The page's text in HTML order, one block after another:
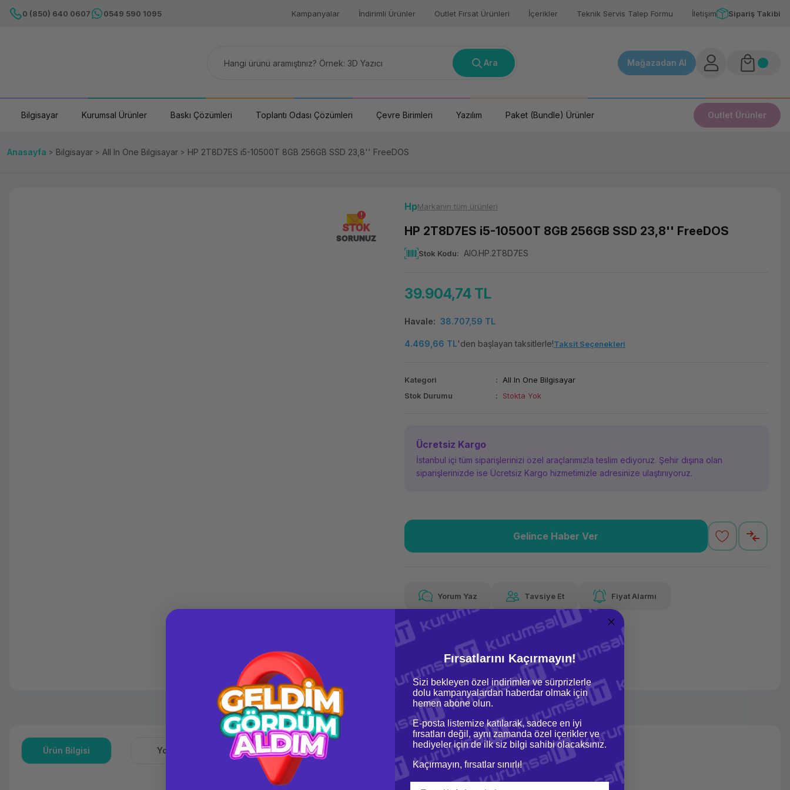
0 (850) 640 0607 0549 590 1095 Kampanyalar İndirimli Ürünler Outlet Fırsat Ürünleri İçerikler Teknik Servis Talep Formu İletişim Sipariş Takibi
Ara Mağazadan Al
Bilgisayar Kurumsal Ürünler Baskı Çözümleri Toplantı Odası Çözümleri Çevre Birimleri Yazılım Paket (Bundle) Ürünler Outlet Ürünler
Anasayfa Bilgisayar All In One Bilgisayar HP 2T8D7ES i5-10500T 8GB 256GB SSD 23,8'' FreeDOS
STOK
SORUNUZ
HpMarkanın tüm ürünleri
HP 2T8D7ES i5-10500T 8GB 256GB SSD 23,8'' FreeDOS
Stok Kodu AIO.HP.2T8D7ES
39.904,74 TL
Havale 38.707,59 TL
4.469,66 TL'den başlayan taksitlerle!Taksit Seçenekleri
Kategori
All In One Bilgisayar
Stok Durumu
Stokta Yok
Ücretsiz Kargo
İstanbul içi tüm siparişlerinizi özel araçlarımızla teslim ediyoruz. Şehir dışına olan
siparişlerinizde ise Ücretsiz Kargo hizmetimizle adresinize ulaştırııyoruz.
Güvenilir Alışveriş
Kolay iade imkanı
4.469,66 TL
Havalelerde
Özel indirim fırsatı
Gelince Haber Ver
Yorum Yaz Tavsiye Et Fiyat Alarmı
Fiyat Teklifi Al
Ürün Bilgisi Yorumlar Soru & Cevap Taksit Seçenekleri
Fırsatlarını Kaçırmayın!
Sizi bekleyen özel indirimler ve sürprizlerle
dolu kampanyalardan haberdar olmak için
hemen abone olun.
E-posta listemize katılarak, sadece en iyi
fırsatları değil, aynı zamanda özel içerikler ve
hediyeler için de ilk siz bilgi sahibi olacaksınız.
Kaçırmayın, fırsatlar sınırlı!